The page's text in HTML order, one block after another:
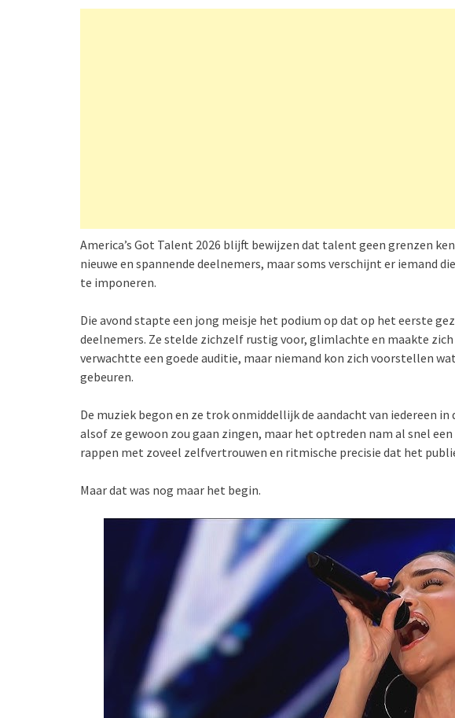
America’s Got Talent 2026 blijft bewijzen dat talent geen grenzen
nieuwe en spannende deelnemers, maar soms verschijnt er iemand
te imponeren.
Die avond stapte een jong meisje het podium op dat op het eerste
deelnemers. Ze stelde zichzelf rustig voor, glimlachte en maakte
verwachtte een goede auditie, maar niemand kon zich voorstellen
gebeuren.
De muziek begon en ze trok onmiddellijk de aandacht van iedereen
alsof ze gewoon zou gaan zingen, maar het optreden nam al snel
rappen met zoveel zelfvertrouwen en ritmische precisie dat het
Maar dat was nog maar het begin.